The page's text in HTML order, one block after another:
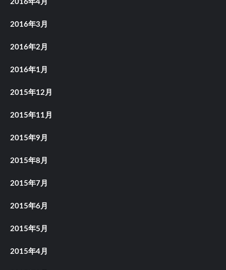
2016年4月
2016年3月
2016年2月
2016年1月
2015年12月
2015年11月
2015年9月
2015年8月
2015年7月
2015年6月
2015年5月
2015年4月